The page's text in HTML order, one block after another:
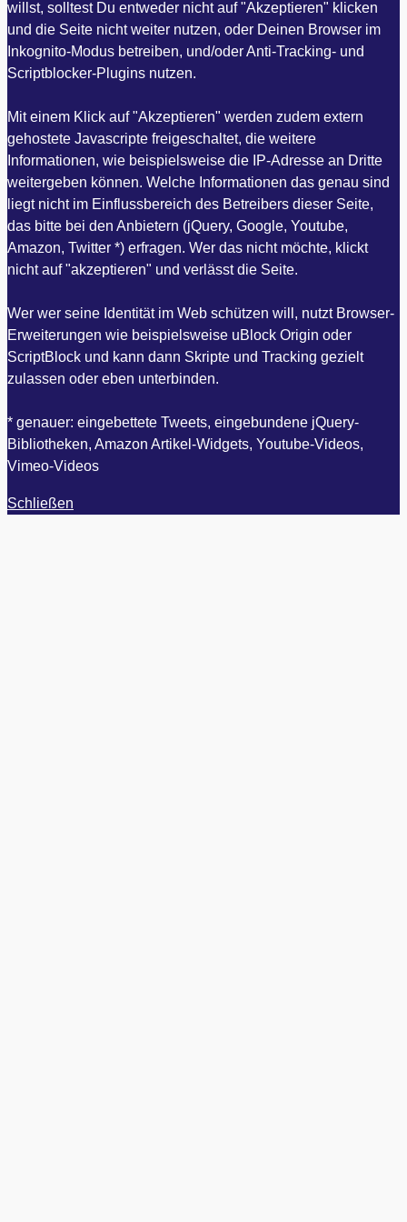
willst, solltest Du entweder nicht auf "Akzeptieren" klicken
und die Seite nicht weiter nutzen, oder Deinen Browser im
Inkognito-Modus betreiben, und/oder Anti-Tracking- und
Scriptblocker-Plugins nutzen.
Mit einem Klick auf "Akzeptieren" werden zudem extern
gehostete Javascripte freigeschaltet, die weitere
Informationen, wie beispielsweise die IP-Adresse an Dritte
weitergeben können. Welche Informationen das genau sind
liegt nicht im Einflussbereich des Betreibers dieser Seite,
das bitte bei den Anbietern (jQuery, Google, Youtube,
Amazon, Twitter *) erfragen. Wer das nicht möchte, klickt
nicht auf "akzeptieren" und verlässt die Seite.
Wer wer seine Identität im Web schützen will, nutzt Browser-
Erweiterungen wie beispielsweise uBlock Origin oder
ScriptBlock und kann dann Skripte und Tracking gezielt
zulassen oder eben unterbinden.
* genauer: eingebettete Tweets, eingebundene jQuery-
Bibliotheken, Amazon Artikel-Widgets, Youtube-Videos,
Vimeo-Videos
Schließen